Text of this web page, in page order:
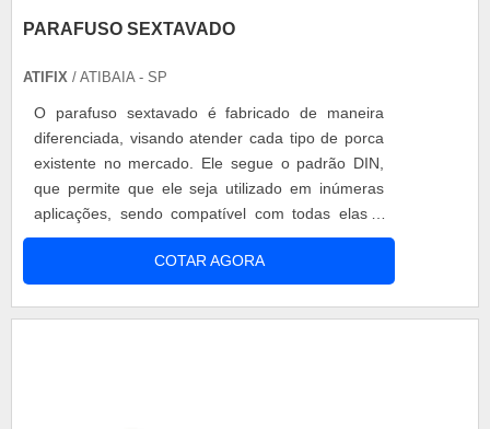
PARAFUSO SEXTAVADO
ATIFIX / ATIBAIA - SP
O parafuso sextavado é fabricado de maneira
diferenciada, visando atender cada tipo de porca
existente no mercado. Ele segue o padrão DIN,
que permite que ele seja utilizado em inúmeras
aplicações, sendo compatível com todas elas e
proporcionando uma fixação segura e eficiente.
Características técnicas Esse tipo de parafuso é
fabricado de forma personalizada e, por isso, é
COTAR AGORA